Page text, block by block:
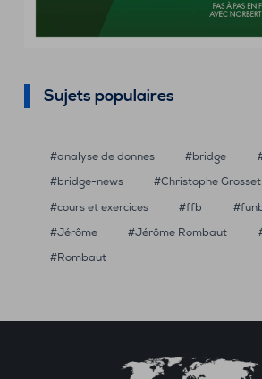
Sujets populaires
analyse de donnes bridge
bridge-news
Christophe Grosset
cours et exercices
ffb
Jérôme
Jérôme Rombaut
Rombaut